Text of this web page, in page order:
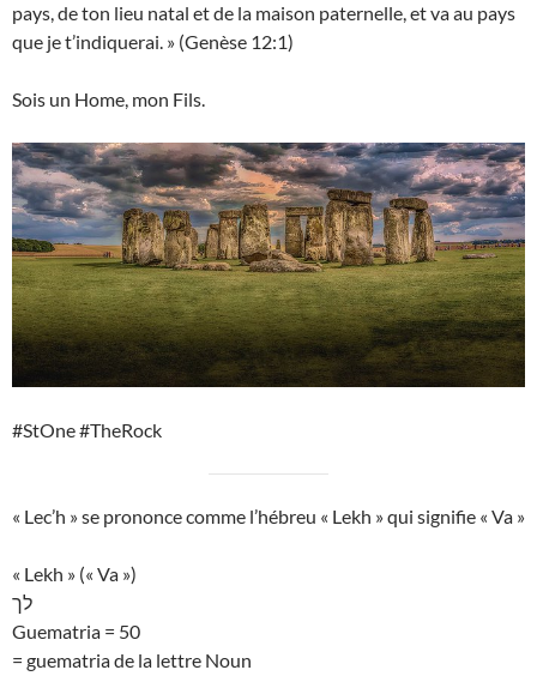
pays, de ton lieu natal et de la maison paternelle, et va au pays
que je t’indiquerai. » (Genèse 12:1)
Sois un Home, mon Fils.
#StOne #TheRock
« Lec’h » se prononce comme l’hébreu « Lekh » qui signifie « Va »
« Lekh » (« Va »)
לך
Guematria = 50
= guematria de la lettre Noun